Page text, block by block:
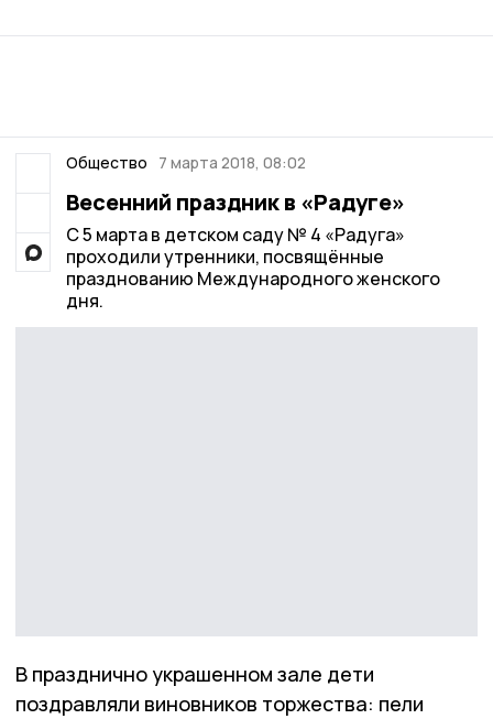
Общество 7 марта 2018, 08:02
Весенний праздник в «Радуге»
С 5 марта в детском саду № 4 «Радуга»
проходили утренники, посвящённые
празднованию Международного женского
дня.
В празднично украшенном зале дети
поздравляли виновников торжества: пели